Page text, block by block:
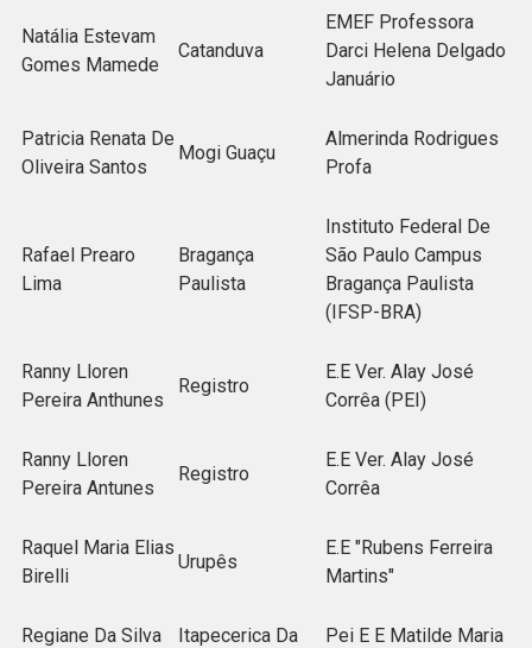
Natália Estevam
Gomes Mamede
Catanduva
EMEF Professora
Darci Helena Delgado
Januário
Patricia Renata De
Oliveira Santos
Mogi Guaçu
Almerinda Rodrigues
Profa
Rafael Prearo
Lima
Bragança
Paulista
Instituto Federal De
São Paulo Campus
Bragança Paulista
(IFSP-BRA)
Ranny Lloren
Pereira Anthunes
Registro
E.E Ver. Alay José
Corrêa (PEI)
Ranny Lloren
Pereira Antunes
Registro
E.E Ver. Alay José
Corrêa
Raquel Maria Elias
Birelli
Urupês
E.E "Rubens Ferreira
Martins"
Regiane Da Silva
Itapecerica Da
Pei E E Matilde Maria